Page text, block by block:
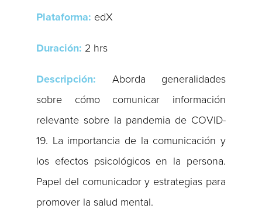
Plataforma: edX
Duración: 2 hrs
Descripción: Aborda generalidades
sobre cómo comunicar información
relevante sobre la pandemia de COVID-
19. La importancia de la comunicación y
los efectos psicológicos en la persona.
Papel del comunicador y estrategias para
promover la salud mental.